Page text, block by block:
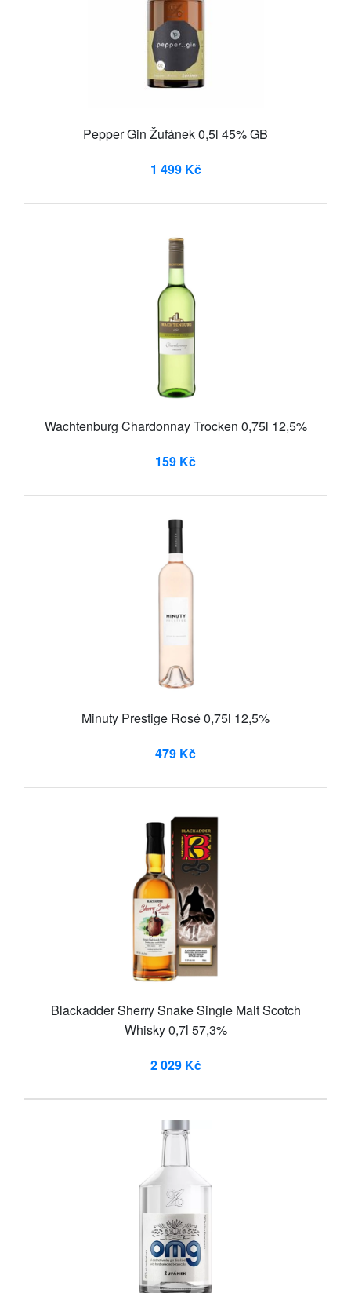
Pepper Gin Žufánek 0,5l 45% GB
1 499 Kč
Wachtenburg Chardonnay Trocken 0,75l 12,5%
159 Kč
Minuty Prestige Rosé 0,75l 12,5%
479 Kč
Blackadder Sherry Snake Single Malt Scotch
Whisky 0,7l 57,3%
2 029 Kč